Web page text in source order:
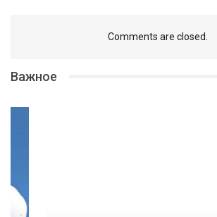
Comments are closed.
Важное